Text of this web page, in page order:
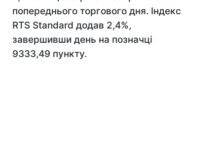
попереднього торгового дня. Індекс
RTS Standard додав 2,4%,
завершивши день на позначці
9333,49 пункту.